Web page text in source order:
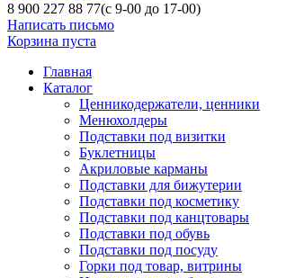
8 900 227 88 77(с 9-00 до 17-00)
Написать письмо
Корзина пуста
Главная
Каталог
Ценникодержатели, ценники
Менюхолдеры
Подставки под визитки
Буклетницы
Акриловые карманы
Подставки для бижутерии
Подставки под косметику
Подставки под канцтовары
Подставки под обувь
Подставки под посуду
Горки под товар, витрины